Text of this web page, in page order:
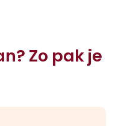
Zo pak je